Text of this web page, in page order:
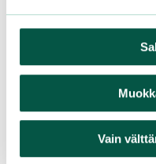
Vain
Tue yrityksenä
Liity jäseneksi
Tukijapalvelu